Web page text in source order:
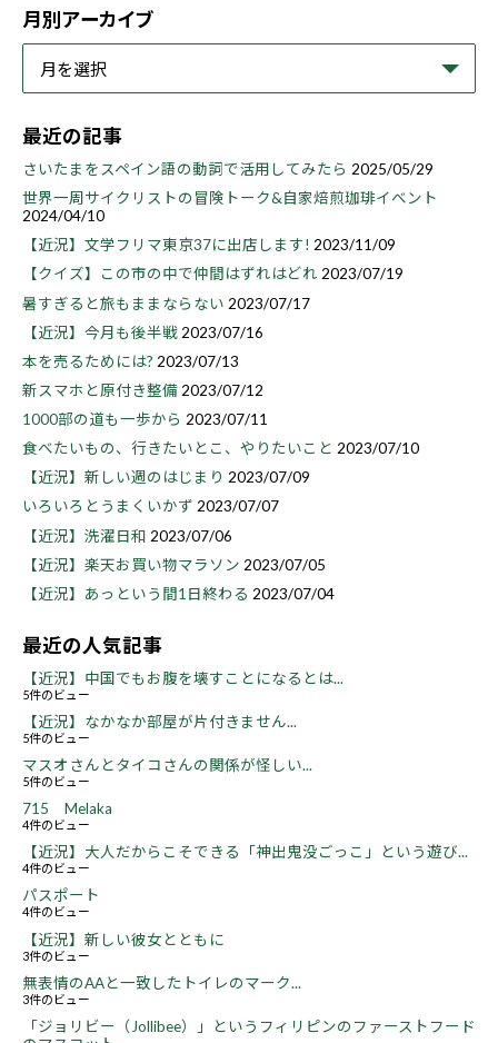
月別アーカイブ
最近の記事
さいたまをスペイン語の動詞で活用してみたら 2025/05/29
世界一周サイクリストの冒険トーク&自家焙煎珈琲イベント
2024/04/10
【近況】文学フリマ東京37に出店します! 2023/11/09
【クイズ】この市の中で仲間はずれはどれ 2023/07/19
暑すぎると旅もままならない 2023/07/17
【近況】今月も後半戦 2023/07/16
本を売るためには? 2023/07/13
新スマホと原付き整備 2023/07/12
1000部の道も一歩から 2023/07/11
食べたいもの、行きたいとこ、やりたいこと 2023/07/10
【近況】新しい週のはじまり 2023/07/09
いろいろとうまくいかず 2023/07/07
【近況】洗濯日和 2023/07/06
【近況】楽天お買い物マラソン 2023/07/05
【近況】あっという間1日終わる 2023/07/04
最近の人気記事
【近況】中国でもお腹を壊すことになるとは...
5件のビュー
【近況】なかなか部屋が片付きません...
5件のビュー
マスオさんとタイコさんの関係が怪しい...
5件のビュー
715 Melaka
4件のビュー
【近況】大人だからこそできる「神出鬼没ごっこ」という遊び...
4件のビュー
パスポート
4件のビュー
【近況】新しい彼女とともに
3件のビュー
無表情のAAと一致したトイレのマーク...
3件のビュー
「ジョリビー（Jollibee）」というフィリピンのファーストフード